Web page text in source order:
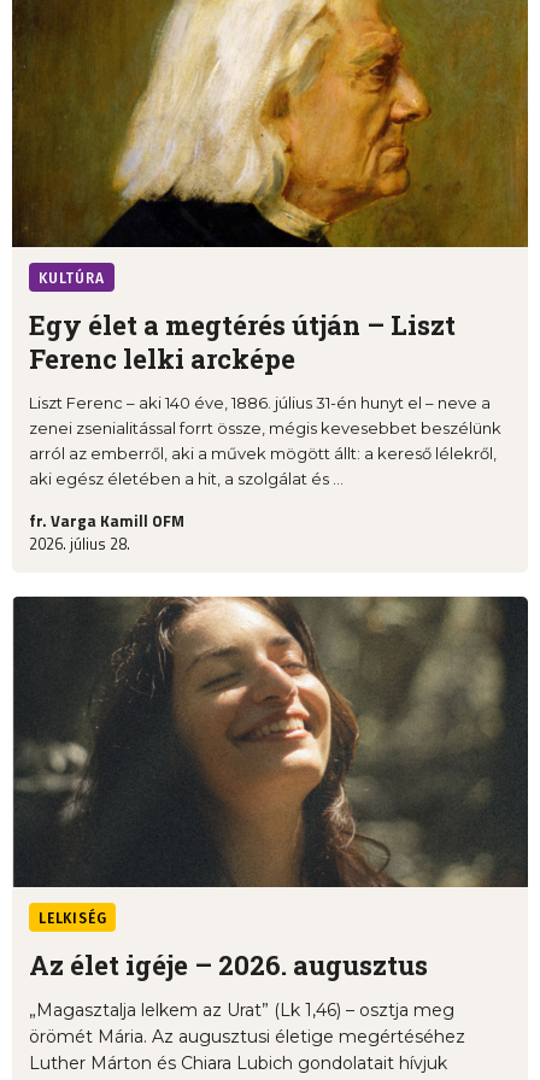
KULTÚRA
Egy élet a megtérés útján – Liszt
Ferenc lelki arcképe
Liszt Ferenc – aki 140 éve, 1886. július 31-én hunyt el – neve a
zenei zsenialitással forrt össze, mégis kevesebbet beszélünk
arról az emberről, aki a művek mögött állt: a kereső lélekről,
aki egész életében a hit, a szolgálat és ...
fr. Varga Kamill OFM
2026. július 28.
LELKISÉG
Az élet igéje – 2026. augusztus
„Magasztalja lelkem az Urat” (Lk 1,46) – osztja meg
örömét Mária. Az augusztusi életige megértéséhez
Luther Márton és Chiara Lubich gondolatait hívjuk